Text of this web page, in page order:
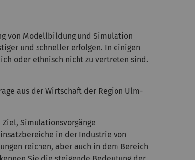
von Modellbildung und Simulation
und schneller erfolgen. In einigen
oder ethnisch nicht zu vertreten sind.
aus der Wirtschaft der Region Ulm-
Simulationsvorgänge
in der Industrie von
reichen, aber auch in dem Bereich